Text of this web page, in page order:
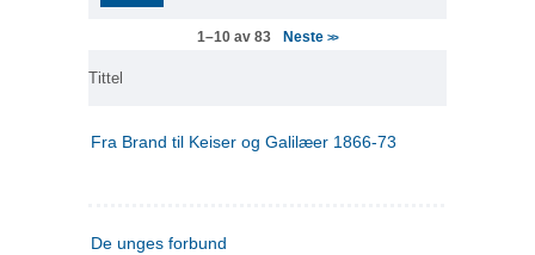
1–10 av 83 Neste>>
Tittel
Fra Brand til Keiser og Galilæer 1866-73
De unges forbund